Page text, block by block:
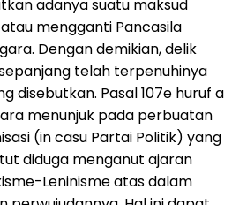
adanya suatu maksud
mengganti Pancasila
Dengan demikian, delik
telah terpenuhinya
disebutkan. Pasal 107e huruf a
menunjuk pada perbuatan
(in casu Partai Politik) yang
diduga menganut ajaran
Leninisme atas dalam